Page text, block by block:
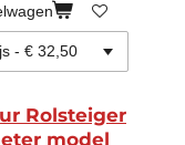
Rolsteiger
model